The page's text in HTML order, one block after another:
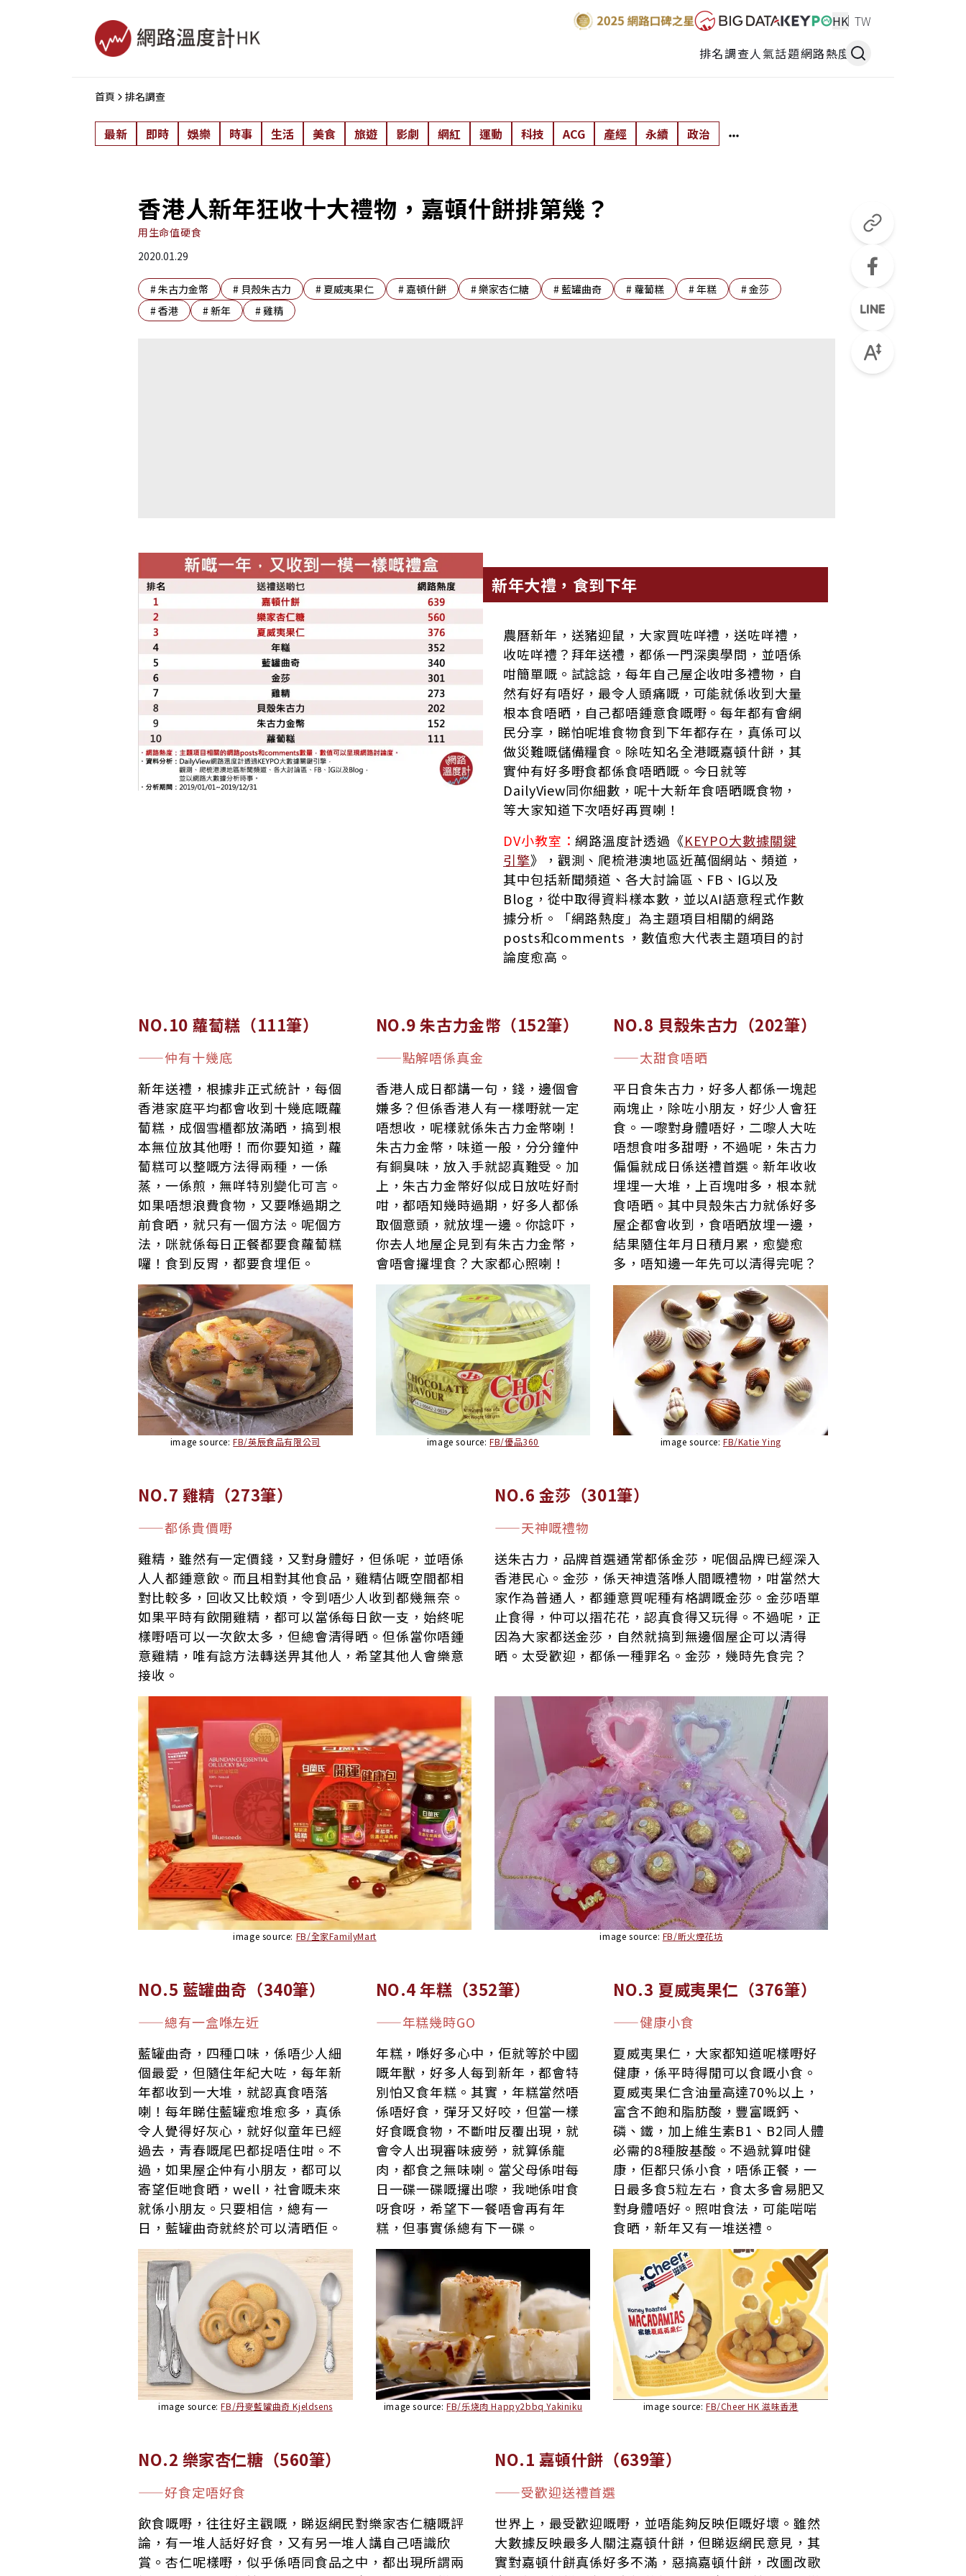
HK TW
排名調查人氣話題網路熱度
首頁 排名調查
最新 即時 娛樂 時事 生活 美食 旅遊 影劇 網紅 運動 科技 ACG 產經 永續 政治
香港人新年狂收十大禮物，嘉頓什餅排第幾？
用生命值硬食
2020.01.29
#朱古力金幣 # 貝殼朱古力 # 夏威夷果仁 # 嘉頓什餅 #樂家杏仁糖 # 藍罐曲奇 # 蘿蔔糕 #年糕 #金莎
#香港 #新年 #雞精
新年大禮，食到下年
農曆新年，送豬迎鼠，大家買咗咩禮，送咗咩禮，
收咗咩禮？拜年送禮，都係一門深奧學問，並唔係
咁簡單嘅。試諗諗，每年自己屋企收咁多禮物，自
然有好有唔好，最令人頭痛嘅，可能就係收到大量
根本食唔晒，自己都唔鍾意食嘅嘢。每年都有會網
民分享，睇怕呢堆食物食到下年都存在，真係可以
做災難嘅儲備糧食。除咗知名全港嘅嘉頓什餅，其
實仲有好多嘢食都係食唔晒嘅。今日就等
DailyView同你細數，呢十大新年食唔晒嘅食物，
等大家知道下次唔好再買喇！
DV小教室：網路溫度計透過《KEYPO大數據關鍵
引擎》，觀測、爬梳港澳地區近萬個網站、頻道，
其中包括新聞頻道、各大討論區、FB、IG以及
Blog，從中取得資料樣本數，並以AI語意程式作數
據分析。「網路熱度」為主題項目相關的網路
posts和comments ，數值愈大代表主題項目的討
論度愈高。
NO.10 蘿蔔糕（111筆）
——仲有十幾底
新年送禮，根據非正式統計，每個
香港家庭平均都會收到十幾底嘅蘿
蔔糕，成個雪櫃都放滿晒，搞到根
本無位放其他嘢！而你要知道，蘿
蔔糕可以整嘅方法得兩種，一係
蒸，一係煎，無咩特別變化可言。
如果唔想浪費食物，又要喺過期之
前食晒，就只有一個方法。呢個方
法，咪就係每日正餐都要食蘿蔔糕
囉！食到反胃，都要食埋佢。
image source: FB/英辰食品有限公司
NO.9 朱古力金幣（152筆）
——點解唔係真金
香港人成日都講一句，錢，邊個會
嫌多？但係香港人有一樣嘢就一定
唔想收，呢樣就係朱古力金幣喇！
朱古力金幣，味道一般，分分鐘仲
有銅臭味，放入手就認真難受。加
上，朱古力金幣好似成日放咗好耐
咁，都唔知幾時過期，好多人都係
取個意頭，就放埋一邊。你諗吓，
你去人地屋企見到有朱古力金幣，
會唔會攞埋食？大家都心照喇！
image source: FB/優品360
NO.8 貝殼朱古力（202筆）
——太甜食唔晒
平日食朱古力，好多人都係一塊起
兩塊止，除咗小朋友，好少人會狂
食。一嚟對身體唔好，二嚟人大咗
唔想食咁多甜嘢，不過呢，朱古力
偏偏就成日係送禮首選。新年收收
埋埋一大堆，上百塊咁多，根本就
食唔晒。其中貝殼朱古力就係好多
屋企都會收到，食唔晒放埋一邊，
結果隨住年月日積月累，愈變愈
多，唔知邊一年先可以清得完呢？
image source: FB/Katie Ying
NO.7 雞精（273筆）
——都係貴價嘢
雞精，雖然有一定價錢，又對身體好，但係呢，並唔係
人人都鍾意飲。而且相對其他食品，雞精佔嘅空間都相
對比較多，回收又比較煩，令到唔少人收到都幾無奈。
如果平時有飲開雞精，都可以當係每日飲一支，始終呢
樣嘢唔可以一次飲太多，但總會清得晒。但係當你唔鍾
意雞精，唯有諗方法轉送畀其他人，希望其他人會樂意
接收。
image source: FB/全家FamilyMart
NO.6 金莎（301筆）
——天神嘅禮物
送朱古力，品牌首選通常都係金莎，呢個品牌已經深入
香港民心。金莎，係天神遺落喺人間嘅禮物，咁當然大
家作為普通人，都鍾意買呢種有格調嘅金莎。金莎唔單
止食得，仲可以摺花花，認真食得又玩得。不過呢，正
因為大家都送金莎，自然就搞到無邊個屋企可以清得
晒。太受歡迎，都係一種罪名。金莎，幾時先食完？
image source: FB/昕火煙花坊
NO.5 藍罐曲奇（340筆）
——總有一盒喺左近
藍罐曲奇，四種口味，係唔少人細
個最愛，但隨住年紀大咗，每年新
年都收到一大堆，就認真食唔落
喇！每年睇住藍罐愈堆愈多，真係
令人覺得好灰心，就好似童年已經
過去，青春嘅尾巴都捉唔住咁。不
過，如果屋企仲有小朋友，都可以
寄望佢哋食晒，well，社會嘅未來
就係小朋友。只要相信，總有一
日，藍罐曲奇就終於可以清晒佢。
image source: FB/丹麥藍罐曲奇 Kjeldsens
NO.4 年糕（352筆）
——年糕幾時GO
年糕，喺好多心中，佢就等於中國
嘅年獸，好多人每到新年，都會特
別怕又食年糕。其實，年糕當然唔
係唔好食，彈牙又好咬，但當一樣
好食嘅食物，不斷咁反覆出現，就
會令人出現審味疲勞，就算係龍
肉，都食之無味喇。當父母係咁每
日一碟一碟嘅攞出嚟，我哋係咁食
呀食呀，希望下一餐唔會再有年
糕，但事實係總有下一碟。
image source: FB/乐烧肉 Happy2bbq Yakiniku
NO.3 夏威夷果仁（376筆）
——健康小食
夏威夷果仁，大家都知道呢樣嘢好
健康，係平時得閒可以食嘅小食。
夏威夷果仁含油量高達70%以上，
富含不飽和脂肪酸，豐富嘅鈣、
磷、鐵，加上維生素B1、B2同人體
必需的8種胺基酸。不過就算咁健
康，佢都只係小食，唔係正餐，一
日最多食5粒左右，食太多會易肥又
對身體唔好。照咁食法，可能啱啱
食晒，新年又有一堆送禮。
image source: FB/Cheer HK 滋味香港
NO.2 樂家杏仁糖（560筆）
——好食定唔好食
飲食嘅嘢，往往好主觀嘅，睇返網民對樂家杏仁糖嘅評
論，有一堆人話好好食，又有另一堆人講自己唔識欣
賞。杏仁呢樣嘢，似乎係唔同食品之中，都出現所謂兩
NO.1 嘉頓什餅（639筆）
——受歡迎送禮首選
世界上，最受歡迎嘅嘢，並唔能夠反映佢嘅好壞。雖然
大數據反映最多人關注嘉頓什餅，但睇返網民意見，其
實對嘉頓什餅真係好多不滿，惡搞嘉頓什餅，改圖改歌